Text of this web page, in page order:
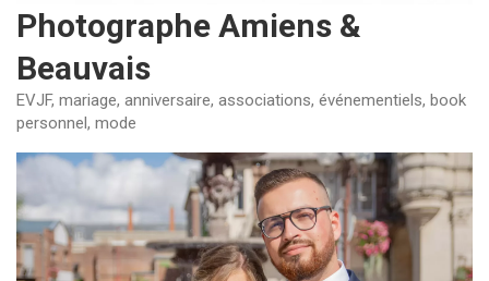
Photographe Amiens &
Beauvais
EVJF, mariage, anniversaire, associations, événementiels, book
personnel, mode